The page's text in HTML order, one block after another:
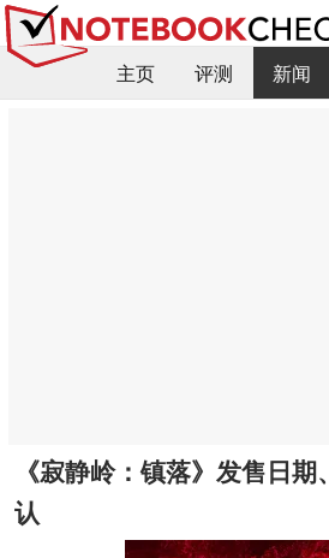
主页 评测
新闻
《寂静岭：镇落》发售日
认